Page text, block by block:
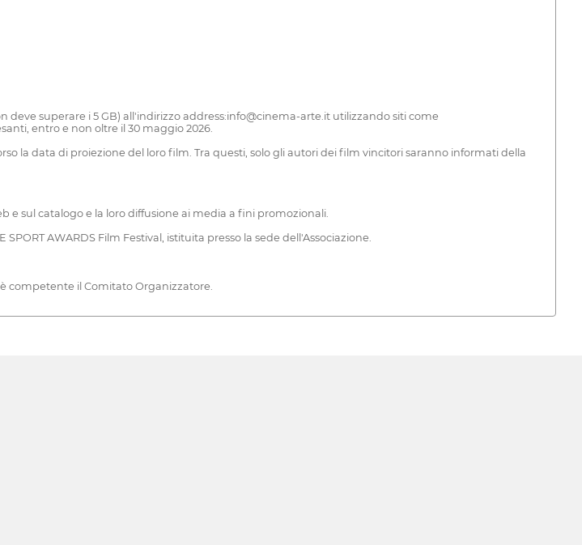
deve superare i 5 GB) all'indirizzo address:info@cinema-arte.it utilizzando siti come
entro e non oltre il 30 maggio 2026.
la data di proiezione del loro film. Tra questi, solo gli autori dei film vincitori saranno informati della
e sul catalogo e la loro diffusione ai media a fini promozionali.
AWARDS Film Festival, istituita presso la sede dell'Associazione.
competente il Comitato Organizzatore.